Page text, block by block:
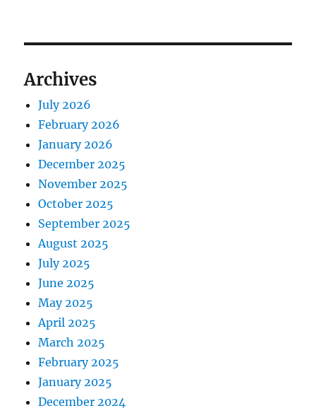
Archives
July 2026
February 2026
January 2026
December 2025
November 2025
October 2025
September 2025
August 2025
July 2025
June 2025
May 2025
April 2025
March 2025
February 2025
January 2025
December 2024